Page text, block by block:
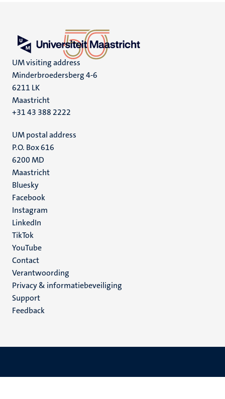
UM visiting address
Minderbroedersberg 4-6
6211 LK
Maastricht
+31 43 388 2222
UM postal address
P.O. Box 616
6200 MD
Maastricht
Social
media
Bluesky
Facebook
Instagram
LinkedIn
TikTok
YouTube
Menu
footer
(NL)
Contact
Verantwoording
Privacy & informatiebeveiliging
Support
Feedback